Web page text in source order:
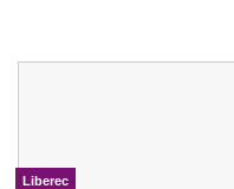
Liberec